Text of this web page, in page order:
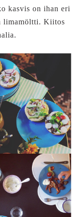
kasvis on ihan eri
limamöltti. Kiitos